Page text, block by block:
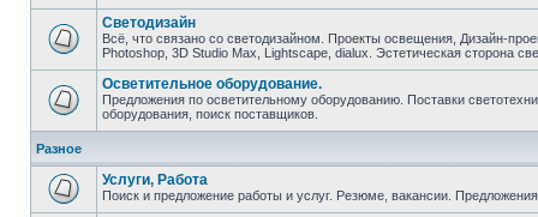
Светодизайн
Всё, что связано со светодизайном. Проекты освещения, Дизайн-
Photoshop, 3D Studio Max, Lightscape, dialux. Эстетическая сторона
Осветительное оборудование.
Предложения по осветительному оборудованию. Поставки
оборудования, поиск поставщиков.
Разное
Услуги, Работа
Поиск и предложение работы и услуг. Резюме, вакансии.